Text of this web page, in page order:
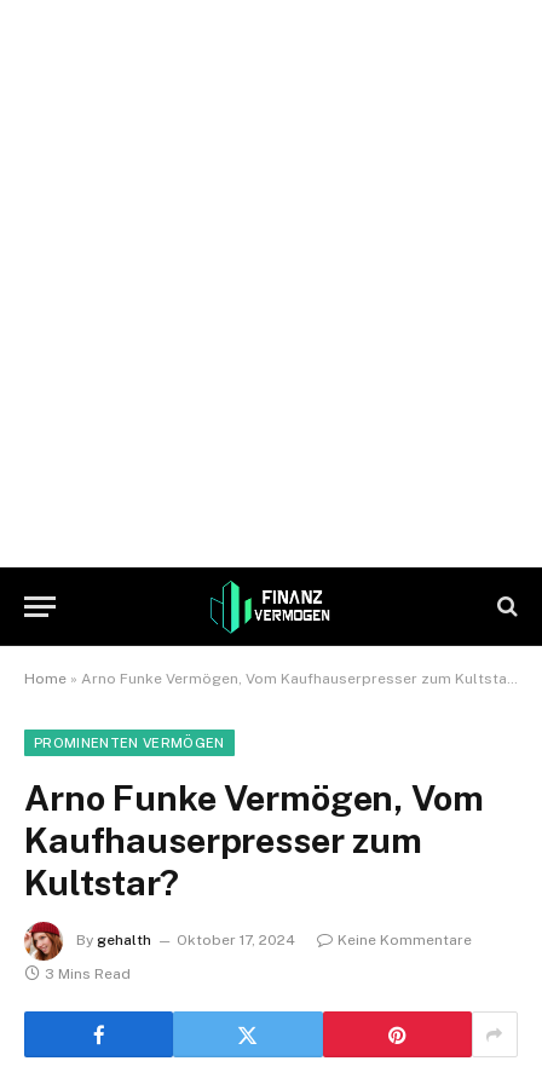
Home » Arno Funke Vermögen, Vom Kaufhauserpresser zum Kultstar?
PROMINENTEN VERMÖGEN
Arno Funke Vermögen, Vom
Kaufhauserpresser zum
Kultstar?
By gehalth Oktober 17, 2024
Keine Kommentare
3 Mins Read